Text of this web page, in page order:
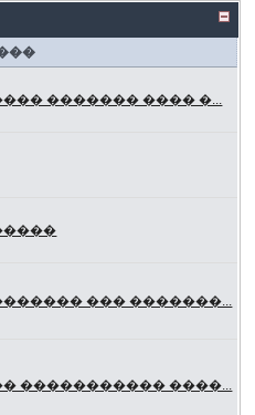
������� ���� �...
��� �������...
����������� ����...